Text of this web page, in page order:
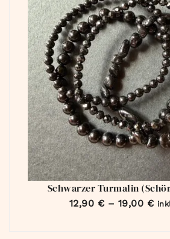
Schwarzer Turmalin
12,90 € – 19,00 €